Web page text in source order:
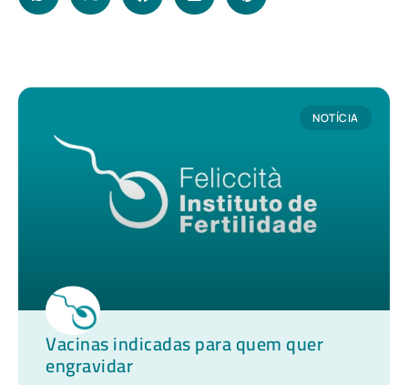
NOTÍCIA
Vacinas indicadas para quem quer
engravidar